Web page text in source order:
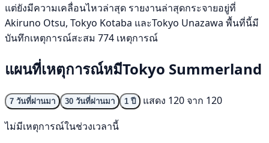
แต่ยังมีความเคลื่อนไหวล่าสุด รายงานล่าสุดกระจายอยู่ที่
Akiruno Otsu, Tokyo Kotaba และTokyo Unazawa พื้นที่นี้มี
บันทึกเหตุการณ์สะสม 774 เหตุการณ์
แผนที่เหตุการณ์หมีTokyo Summerland
7 วันที่ผ่านมา 30 วันที่ผ่านมา 1 ปี
แสดง 120 จาก 120
ไม่มีเหตุการณ์ในช่วงเวลานี้